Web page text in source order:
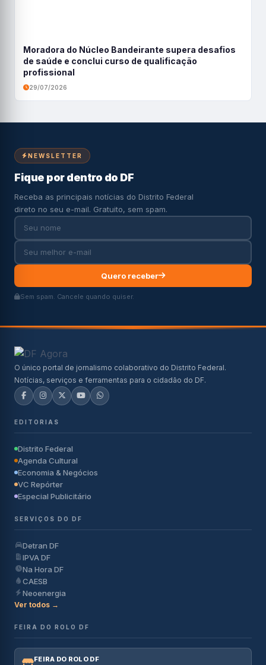
Moradora do Núcleo Bandeirante supera desafios
de saúde e conclui curso de qualificação
profissional
29/07/2026
NEWSLETTER
Fique por dentro do DF
Receba as principais notícias do Distrito Federal
direto no seu e-mail. Gratuito, sem spam.
Quero receber
Sem spam. Cancele quando quiser.
O único portal de jornalismo colaborativo do Distrito Federal.
Notícias, serviços e ferramentas para o cidadão do DF.
EDITORIAS
Distrito Federal
Agenda Cultural
Economia & Negócios
VC Repórter
Especial Publicitário
SERVIÇOS DO DF
Detran DF
IPVA DF
Na Hora DF
CAESB
Neoenergia
Ver todos →
FEIRA DO ROLO DF
FEIRA DO ROLO DF